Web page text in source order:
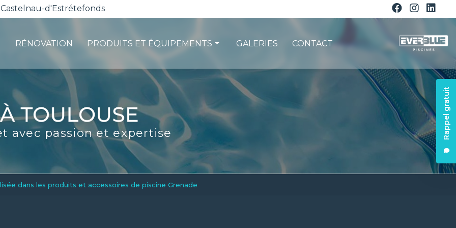
d'Estrétefonds
Rappel gratuit
RÉNOVATION PRODUITS ET ÉQUIPEMENTS
Les pompes à chaleur
La filtration
Les robots piscines
Volets et sécurité
La stérilisation
Les abris
Spas-Balnéo
GALERIES CONTACT
avec passion et expertise
dans les produits et accessoires de piscine Grenade